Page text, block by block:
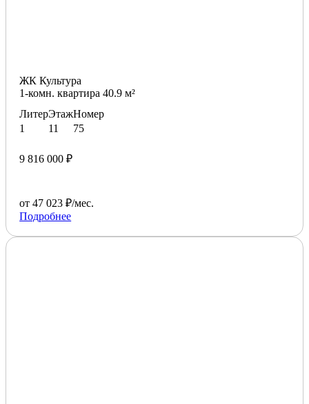
ЖК Культура
1-комн. квартира 40.9 м²
Литер
1
Этаж
11
Номер
75
9 816 000 ₽
от 47 023 ₽/мес.
Подробнее